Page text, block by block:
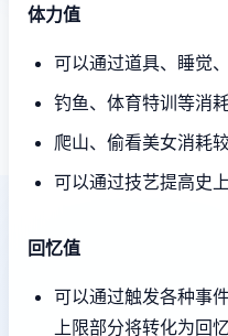
体力值
可以通过道具、睡觉
钓鱼、体育特训等消
爬山、偷看美女消耗
可以通过技艺提高史上
回忆值
可以通过触发各种事
上限部分将转化为回忆